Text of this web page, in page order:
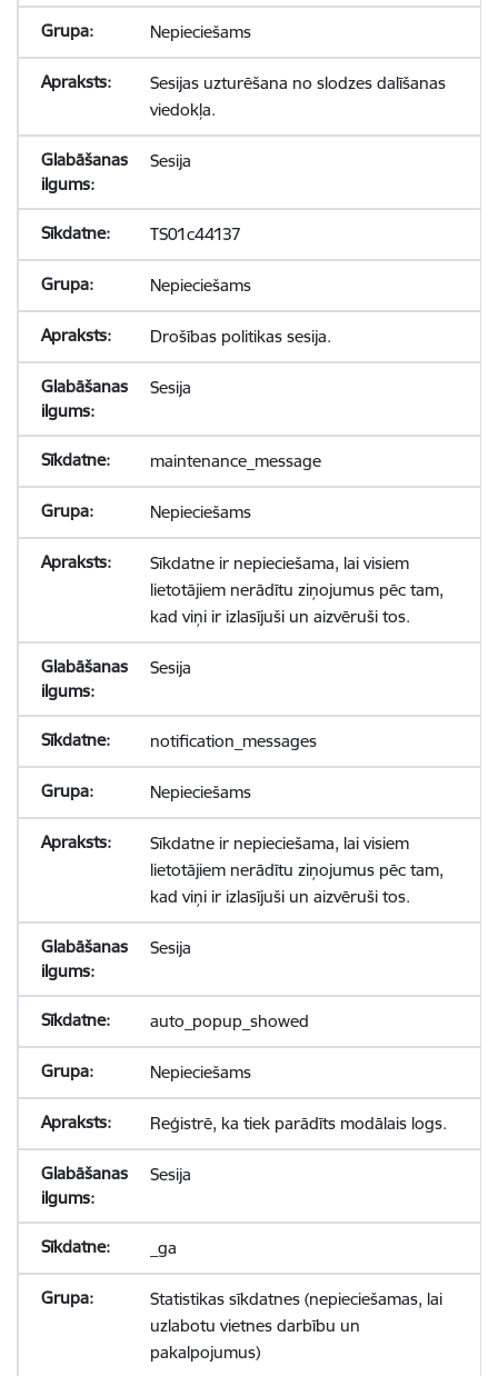
Nepieciešams
Sesijas uzturēšana no slodzes dalīšanas
viedokļa.
Sesija
TS01c44137
Nepieciešams
Drošības politikas sesija.
Sesija
maintenance_message
Nepieciešams
Sīkdatne ir nepieciešama, lai visiem
lietotājiem nerādītu ziņojumus pēc tam,
kad viņi ir izlasījuši un aizvēruši tos.
Sesija
notification_messages
Nepieciešams
Sīkdatne ir nepieciešama, lai visiem
lietotājiem nerādītu ziņojumus pēc tam,
kad viņi ir izlasījuši un aizvēruši tos.
Sesija
auto_popup_showed
Nepieciešams
Reģistrē, ka tiek parādīts modālais logs.
Sesija
_ga
Statistikas sīkdatnes (nepieciešamas, lai
uzlabotu vietnes darbību un
pakalpojumus)